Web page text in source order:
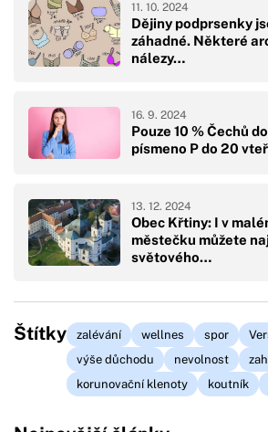
Dějiny podprsenky
záhadné. Některé
nálezy…
11. 10. 2024
Pouze 10 % Čechů
písmeno P do 20
16. 9. 2024
Obec Křtiny: I v
městečku můžete
světového…
13. 12. 2024
Štítky zalévání wellnes spor
výše důchodu
nevolnost
korunovační klenoty
koutník